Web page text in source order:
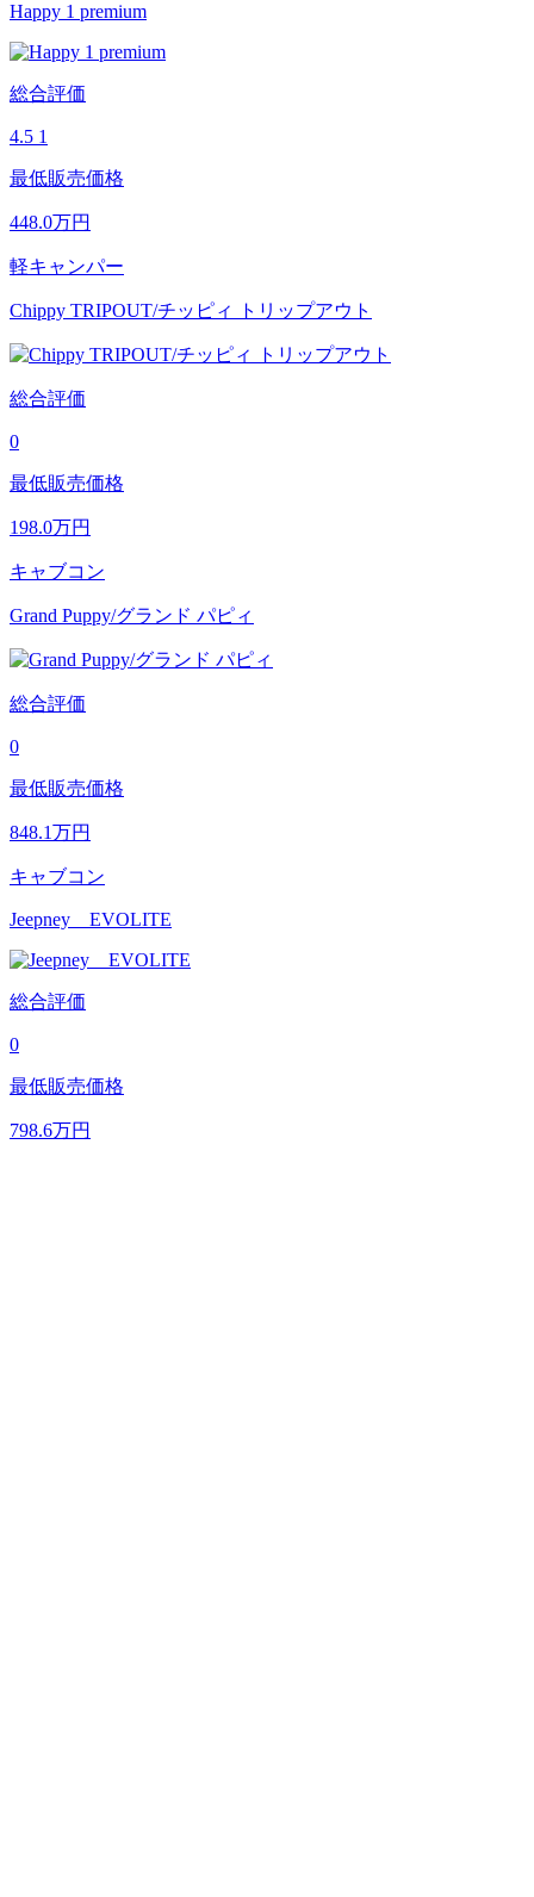
Happy 1 premium
総合評価
4.5 1
最低販売価格
448.0万円
軽キャンパー
Chippy TRIPOUT/チッピィ トリップアウト
総合評価
0
最低販売価格
198.0万円
キャブコン
Grand Puppy/グランド パピィ
総合評価
0
最低販売価格
848.1万円
キャブコン
Jeepney EVOLITE
総合評価
0
最低販売価格
798.6万円